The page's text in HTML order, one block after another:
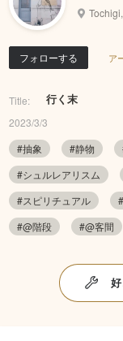
フォローする ア
Title: 行く末
2023/3/3
#抽象
#静物
#シュルレアリスム
#スピリチュアル
#@階段
#@客間